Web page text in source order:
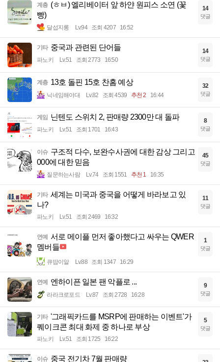
계층 (ㅎㅂ) 엘리베이터 앞 하얀 원피스 소연 (꽃
빵)
달섭지롱 Lv.94 조회 4207 16:52
14
댓글
기타 중국과 관련된 단어들
파노키 Lv.51 조회 2773 16:50
14
댓글
계층 13호 돌핀 15호 찬홈 예상
닉네임해야대 Lv.82 조회 4539 추천 2 16:44
32
댓글
게임 닌텐도 스위치 2, 판매량 2300만 대 돌파
파노키 Lv.51 조회 1701 16:43
8
댓글
이슈 구조적 다수, 보완수사권에 대한 감상 그리고
000에 대한 믿음
질문하는사람 Lv.74 조회 1551 추천 1 16:35
45
댓글
기타 세계는 미국과 중국을 어떻게 바라보고 있
나?
파노키 Lv.51 조회 2469 16:32
11
댓글
연예
서로 메이플 먼저 좋아했다고 싸우는 QWER
멤버들
큐땁이알 Lv.88 조회 1347 16:29
1
댓글
연예 엔하이픈 일본 팬 악플로 ...
라라크로포드 Lv.87 조회 2728 16:28
9
댓글
기타 '그래픽카드를 MSRP에 판매하는 이벤트'가
퀘이크콘 최대 화제 중 하나로 부상
파노키 Lv.51 조회 1725 16:22
5
댓글
이슈 중국 전기차 7월 판매량